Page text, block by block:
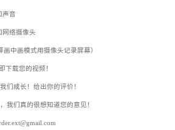
声音
网络摄像头
画中画模式用摄像头记录屏幕）
下载您的视频！
们成长！给出你的评价！
我们真的很想知道您的意见！